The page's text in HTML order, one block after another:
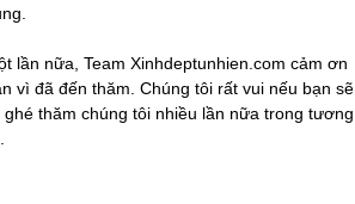
lần nữa, Team Xinhdeptunhien.com cảm ơn
vì đã đến thăm. Chúng tôi rất vui nếu bạn sẽ
ghé thăm chúng tôi nhiều lần nữa trong tương